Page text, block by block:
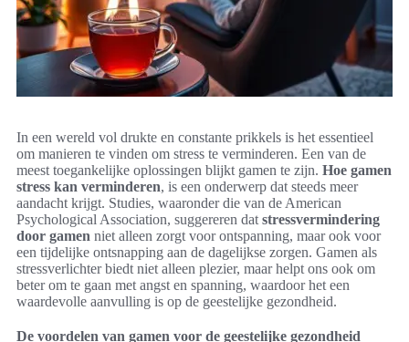
In een wereld vol drukte en constante prikkels is het essentieel
om manieren te vinden om stress te verminderen. Een van de
meest toegankelijke oplossingen blijkt gamen te zijn. Hoe gamen
stress kan verminderen, is een onderwerp dat steeds meer
aandacht krijgt. Studies, waaronder die van de American
Psychological Association, suggereren dat stressvermindering
door gamen niet alleen zorgt voor ontspanning, maar ook voor
een tijdelijke ontsnapping aan de dagelijkse zorgen. Gamen als
stressverlichter biedt niet alleen plezier, maar helpt ons ook om
beter om te gaan met angst en spanning, waardoor het een
waardevolle aanvulling is op de geestelijke gezondheid.
De voordelen van gamen voor de geestelijke gezondheid